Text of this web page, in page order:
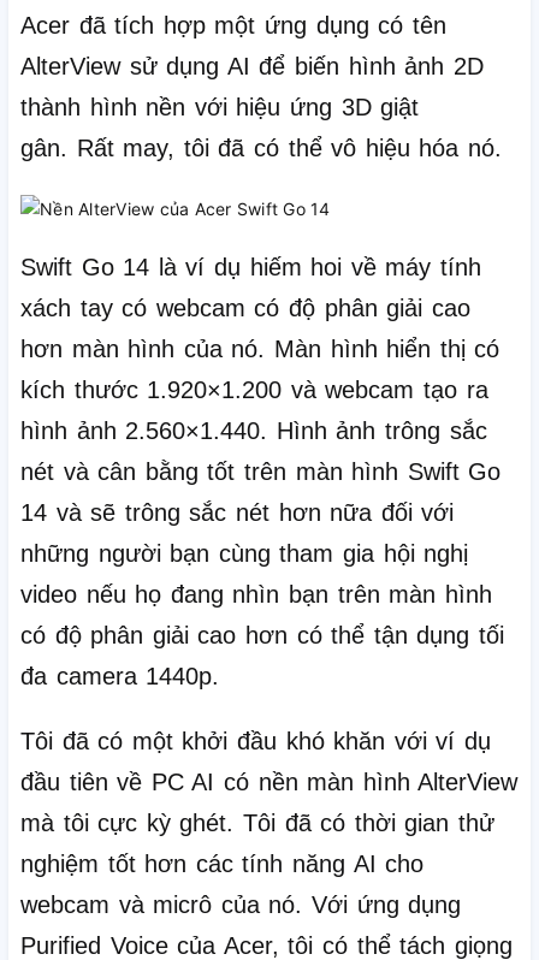
Acer đã tích hợp một ứng dụng có tên
AlterView sử dụng AI để biến hình ảnh 2D
thành hình nền với hiệu ứng 3D giật
gân. Rất may, tôi đã có thể vô hiệu hóa nó.
Swift Go 14 là ví dụ hiếm hoi về máy tính
xách tay có webcam có độ phân giải cao
hơn màn hình của nó. Màn hình hiển thị có
kích thước 1.920×1.200 và webcam tạo ra
hình ảnh 2.560×1.440. Hình ảnh trông sắc
nét và cân bằng tốt trên màn hình Swift Go
14 và sẽ trông sắc nét hơn nữa đối với
những người bạn cùng tham gia hội nghị
video nếu họ đang nhìn bạn trên màn hình
có độ phân giải cao hơn có thể tận dụng tối
đa camera 1440p.
Tôi đã có một khởi đầu khó khăn với ví dụ
đầu tiên về PC AI có nền màn hình AlterView
mà tôi cực kỳ ghét. Tôi đã có thời gian thử
nghiệm tốt hơn các tính năng AI cho
webcam và micrô của nó.Với ứng dụng
Purified Voice của Acer, tôi có thể tách giọng